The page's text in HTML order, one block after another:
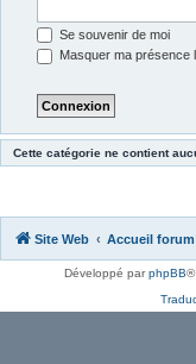
Se souvenir de moi
Masquer ma présence
Cette catégorie ne contient
Site Web Accueil forum
Développé parphpBB®